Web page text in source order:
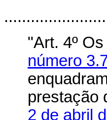
"Art. 4º
número
prestação
2 de abril